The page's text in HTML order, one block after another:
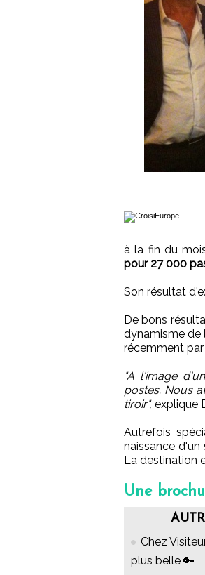
à la fin du
pour 27 000
Son résultat
De bons
dynamisme de
récemment
"A l'image
postes. Nous
tiroir", explique
Autrefois
naissance
La destination
Une
Chez
plus belle 🔑